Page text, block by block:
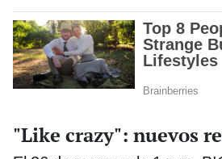
"Like crazy": nuevos